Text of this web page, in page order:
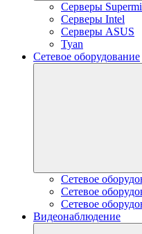
Серверы
Серверы Intel
Серверы ASUS
Tyan
Сетевое оборудование
Сетевое
Сетевое
Сетевое
Видеонаблюдение